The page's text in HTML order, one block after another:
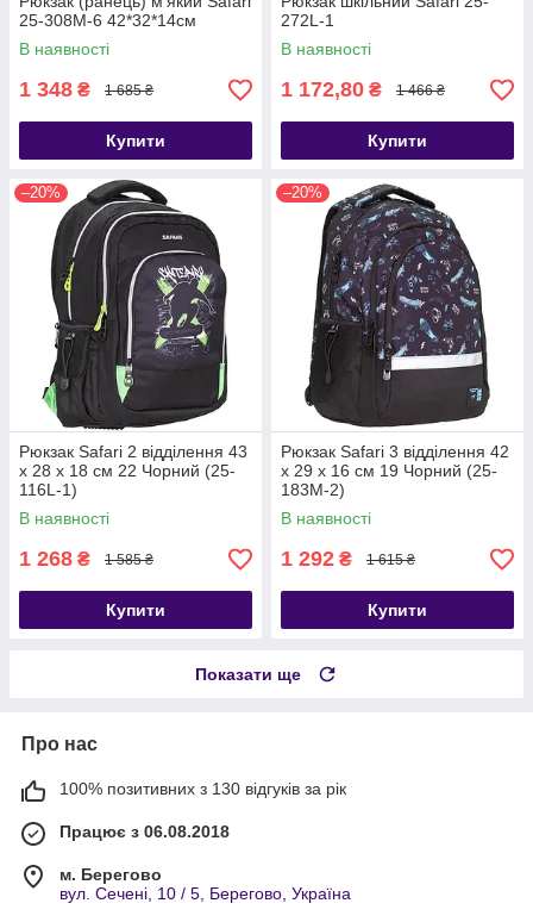
25-308M-6 42*32*14см
В наявності
1 348 ₴ 1 685 ₴
Купити
272L-1
В наявності
1 172,80 ₴ 1 466 ₴
Купити
–20%
Рюкзак Safari 2 відділення 43
х 28 х 18 см 22 Чорний (25-
116L-1)
В наявності
1 268 ₴ 1 585 ₴
Купити
–20%
Рюкзак Safari 3 відділення 42
x 29 x 16 см 19 Чорний (25-
183M-2)
В наявності
1 292 ₴ 1 615 ₴
Купити
Показати ще
Про нас
100% позитивних з 130 відгуків за рік
Працює з 06.08.2018
м. Берегово
вул. Сечені, 10 / 5, Берегово, Україна